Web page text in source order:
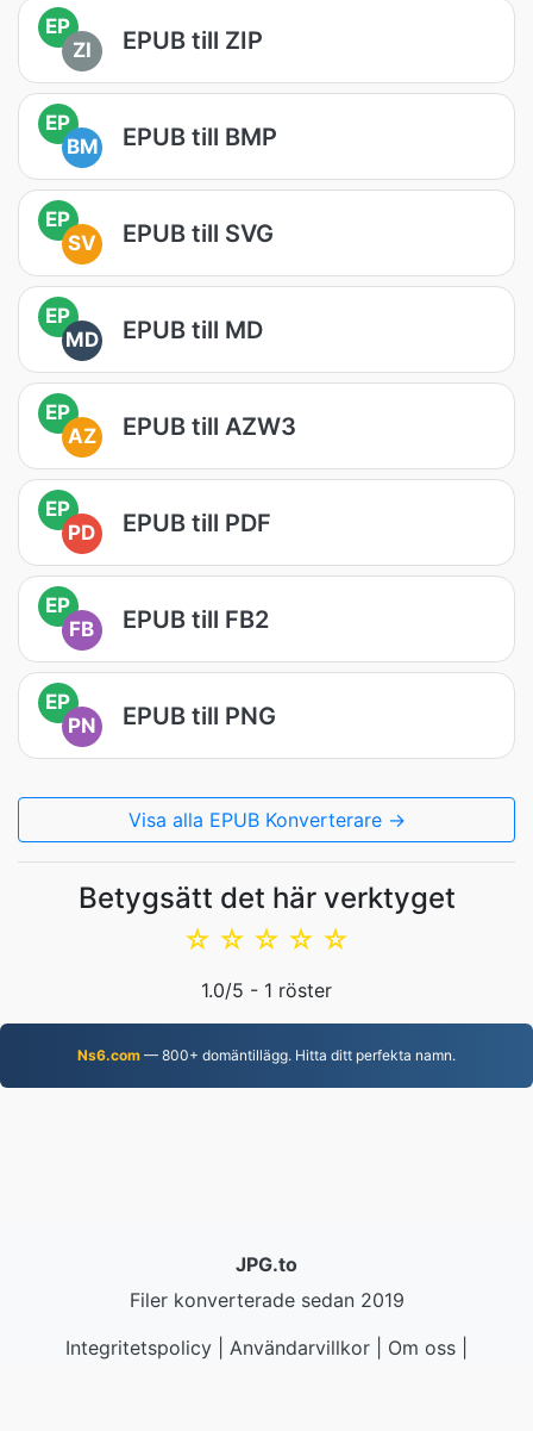
EP
ZI
EPUB till ZIP
EP
BM
EPUB till BMP
EP
SV
EPUB till SVG
EP
MD
EPUB till MD
EP
AZ
EPUB till AZW3
EP
PD
EPUB till PDF
EP
FB
EPUB till FB2
EP
PN
EPUB till PNG
Visa alla EPUB Konverterare →
Betygsätt det här verktyget
☆
☆
☆
☆
☆
1.0/5 - 1 röster
Ns6.com — 800+ domäntillägg. Hitta ditt perfekta namn.
JPG.to
Filer konverterade sedan 2019
Integritetspolicy
Användarvillkor Om oss